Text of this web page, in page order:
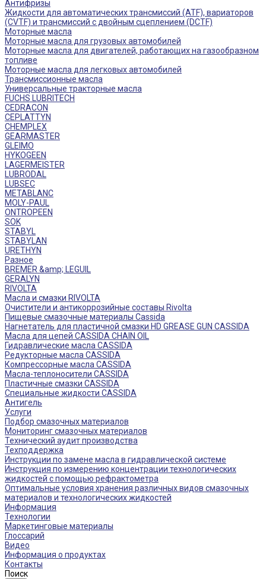
Антифризы
Жидкости для автоматических трансмиссий (ATF), вариаторов
(CVTF) и трансмиссий с двойным сцеплением (DCTF)
Моторные масла
Моторные масла для грузовых автомобилей
Моторные масла для двигателей, работающих на газообразном
топливе
Моторные масла для легковых автомобилей
Трансмиссионные масла
Универсальные тракторные масла
FUCHS LUBRITECH
CEDRACON
CEPLATTYN
CHEMPLEX
GEARMASTER
GLEIMO
HYKOGEEN
LAGERMEISTER
LUBRODAL
LUBSEC
METABLANC
MOLY-PAUL
ONTROPEEN
SOK
STABYL
STABYLAN
URETHYN
Разное
BREMER &amp; LEGUIL
GERALYN
RIVOLTA
Масла и смазки RIVOLTA
Очистители и антикоррозийные составы Rivolta
Пищевые смазочные материалы Cassida
Нагнетатель для пластичной смазки HD GREASE GUN CASSIDA
Масла для цепей CASSIDA CHAIN OIL
Гидравлические масла CASSIDA
Редукторные масла CASSIDA
Компрессорные масла CASSIDA
Масла-теплоносители CASSIDA
Пластичные смазки CASSIDA
Специальные жидкости CASSIDA
Антигель
Услуги
Подбор смазочных материалов
Мониторинг смазочных материалов
Технический аудит производства
Техподдержка
Инструкции по замене масла в гидравлической системе
Инструкция по измерению концентрации технологических
жидкостей с помощью рефрактометра
Оптимальные условия хранения различных видов смазочных
материалов и технологических жидкостей
Информация
Технологии
Маркетинговые материалы
Глоссарий
Видео
Информация о продуктах
Контакты
Поиск